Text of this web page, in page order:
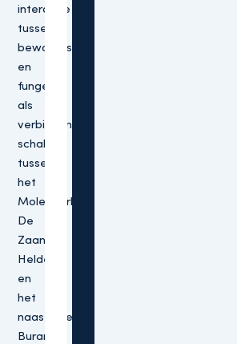
interactie
tussen
bewoners
en
fungeert
als
verbindende
schakel
tussen
het
Molenpark,
De
Zaanse
Helden
en
het
naastgelegen
Burano.